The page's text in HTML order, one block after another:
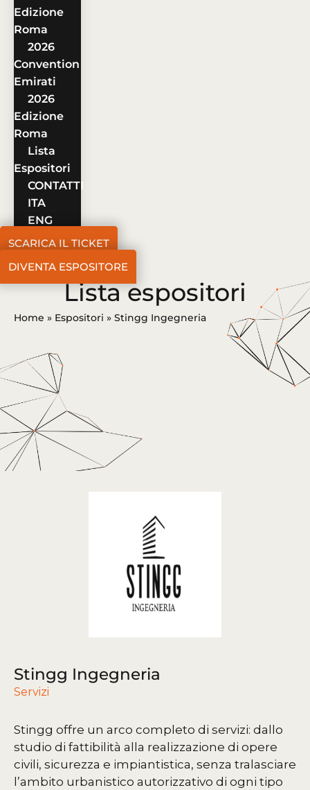
Edizione
Roma
2026
Convention
Emirati
2026
Edizione
Roma
Lista
Espositori
CONTATTI
ITA
ENG
SCARICA IL TICKET
DIVENTA ESPOSITORE
Lista espositori
Home » Espositori » Stingg Ingegneria
Stingg Ingegneria
Servizi
Stingg offre un arco completo di servizi: dallo
studio di fattibilità alla realizzazione di opere
civili, sicurezza e impiantistica, senza tralasciare
l’ambito urbanistico autorizzativo di ogni tipo